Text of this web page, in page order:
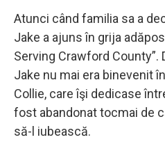
Atunci când familia sa a
Jake a ajuns în grija
Serving Crawford County”.
Jake nu mai era binevenit
Collie, care îşi dedicase
fost abandonat tocmai de
să-l iubească.